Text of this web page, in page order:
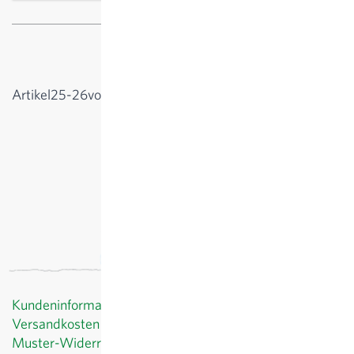
Artikel25-26von
Kundeninformationen
Versandkosten
Muster-Widerrufsformular